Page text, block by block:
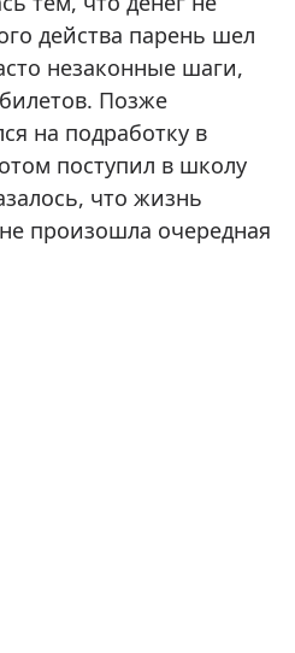
действа парень шел
незаконные шаги,
Позже
на подработку в
поступил в школу
что жизнь
произошла очередная